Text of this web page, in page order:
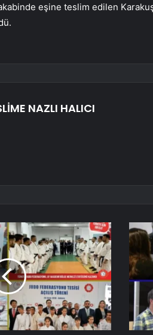
eşine teslim edilen
NAZLI HALICI